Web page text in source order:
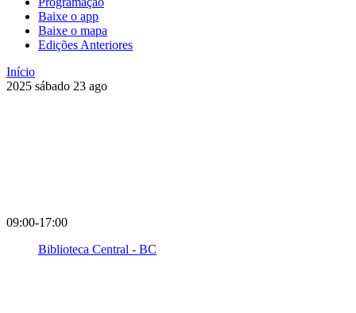
Baixe o app
Baixe o mapa
Edições Anteriores
Início
2025 sábado 23 ago
09:00-17:00
Biblioteca Central - BC